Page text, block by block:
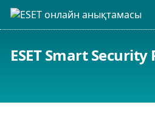
ESET Smart